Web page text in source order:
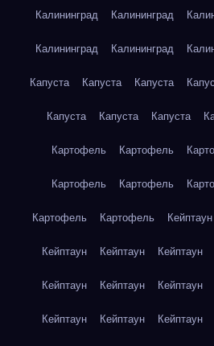
Калининград Калининград
Калининград Калининград
Капуста Капуста Капуста
Капуста Капуста Капуста
Картофель Картофель
Картофель Картофель
Картофель Картофель Кейптаун
Кейптаун Кейптаун Кейптаун
Кейптаун Кейптаун Кейптаун
Кейптаун Кейптаун Кейптаун